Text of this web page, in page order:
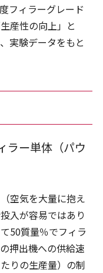
フィラーグレード
産性の向上」と
実験データをもと
ラー単体（パウ
空気を大量に抱え
入が容易ではあり
50質量％でフィラ
押出機への供給速
りの生産量）の制